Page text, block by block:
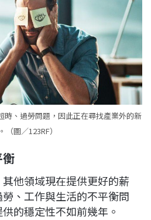
時、過勞問題，因此正在尋找產業外的新
（圖／123RF）
他領域現在提供更好的薪
、工作與生活的不平衡問
的穩定性不如前幾年。